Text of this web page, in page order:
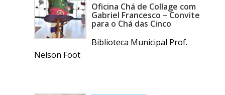
Oficina Chá de Collage com
Gabriel Francesco – Convite
para o Chá das Cinco
Biblioteca Municipal Prof.
Nelson Foot